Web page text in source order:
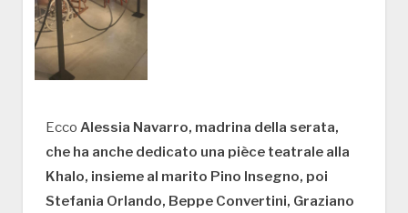
Ecco Alessia Navarro, madrina della serata,
che ha anche dedicato una pièce teatrale alla
Khalo, insieme al marito Pino Insegno, poi
Stefania Orlando, Beppe Convertini, Graziano